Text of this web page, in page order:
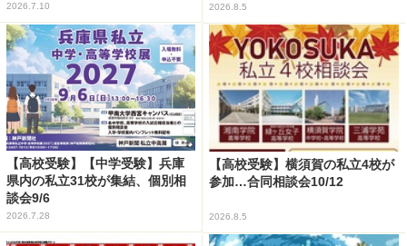
2026.7.10 2026.8.5
【高校受験】【中学受験】兵庫
県内の私立31校が集結、個別相
談会9/6
2026.7.28
【高校受験】横須賀の私立4校が
参加…合同相談会10/12
2026.8.5